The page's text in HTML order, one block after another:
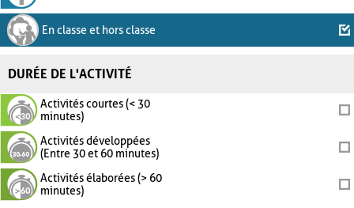
En classe et hors classe
DURÉE DE L'ACTIVITÉ
Activités courtes (< 30
minutes)
Activités développées
(Entre 30 et 60 minutes)
Activités élaborées (> 60
minutes)